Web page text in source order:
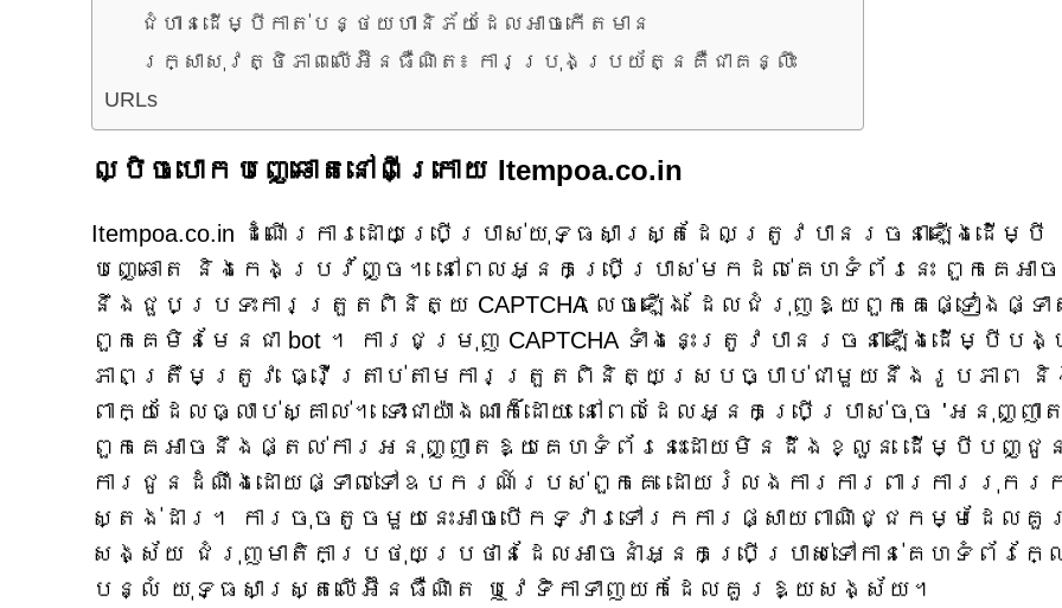
ជំហានដើម្បីកាត់បន្ថយហានិភ័យដែលអាចកើតមាន
រក្សាសុវត្ថិភាពលើអ៊ីនធឺណិត៖ ការប្រុងប្រយ័ត្នគឺជាគន្លឹះ
URLs
ល្បិចបោកបញ្ឆោតនៅពីក្រោយ Itempoa.co.in
Itempoa.co.in ដំណើរការដោយប្រើប្រាស់យុទ្ធសាស្ត្រដែលត្រូវបានរចនាឡើងដើម្បី
បញ្ឆោត និងកេងប្រវ័ញ្ច។ នៅពេលអ្នកប្រើប្រាស់មកដល់គេហទំព័រនេះ ពួកគេអាច
នឹងជួបប្រទះការត្រួតពិនិត្យ CAPTCHA លេចឡើង ដែលជំរុញឱ្យពួកគេផ្ទៀងផ្ទា
ពួកគេមិនមែនជា bot ។ ការជម្រុញ CAPTCHA ទាំងនេះត្រូវបានរចនាឡើងដើម្បីបង្
ភាពត្រឹមត្រូវ ធ្វើត្រាប់តាមការត្រួតពិនិត្យស្របច្បាប់ជាមួយនឹងរូបភាព និ
ពាក្យដែលធ្លាប់ស្គាល់។ ទោះជាយ៉ាងណាក៏ដោយ នៅពេលដែលអ្នកប្រើប្រាស់ចុច 'អនុញ្ញាត
ពួកគេអាចនឹងផ្តល់ការអនុញ្ញាតឱ្យគេហទំព័រនេះដោយមិនដឹងខ្លួន ដើម្បីបញ្ជូន
ការជូនដំណឹងដោយផ្ទាល់ទៅឧបករណ៍របស់ពួកគេ ដោយរំលងការការពារការរុករក
ស្តង់ដារ។ ការចុចតូចមួយនេះអាចបើកទ្វារទៅរកការផ្សាយពាណិជ្ជកម្មដែល
សង្ស័យ ជំរុញមាតិកាប្រថុយប្រថានដែលអាចនាំអ្នកប្រើប្រាស់ទៅកាន់គេហទំព័រក្ល
បន្លំ យុទ្ធសាស្ត្រលើអ៊ីនធឺណិត ឬវេទិកាទាញយកដែលគួរឱ្យសង្ស័យ។